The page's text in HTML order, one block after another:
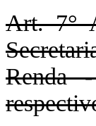
Art. 7°
Renda